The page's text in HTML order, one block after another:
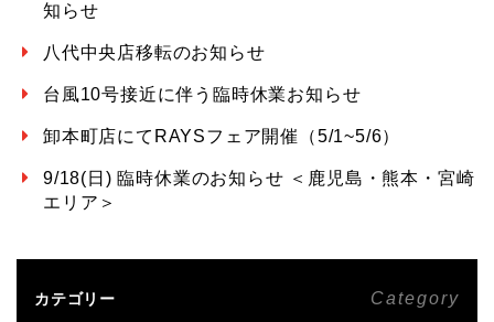
知らせ
八代中央店移転のお知らせ
台風10号接近に伴う臨時休業お知らせ
卸本町店にてRAYSフェア開催（5/1~5/6）
9/18(日) 臨時休業のお知らせ ＜鹿児島・熊本・宮崎
エリア＞
カテゴリー Category